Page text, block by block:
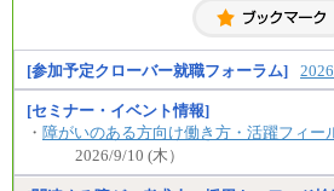
※居住地、年齢により異な
※この他に、該当する場合
す。
※試用期間中も給与に変更
[参加予定クローバー就職フォーラム]
[セミナー・イベント情報]
・ 障がいのある方向け働き方・活躍フィー
2026/9/10 (木）